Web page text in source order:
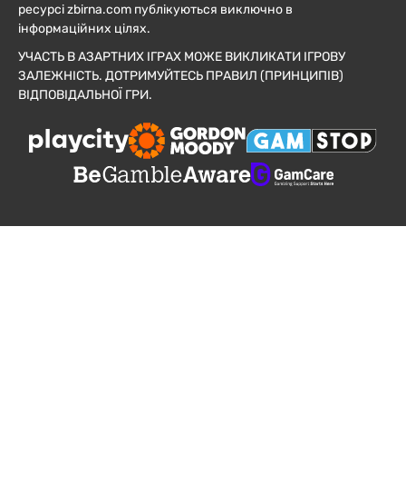
ресурсі zbirna.com публікуються виключно в
інформаційних цілях.
УЧАСТЬ В АЗАРТНИХ ІГРАХ МОЖЕ ВИКЛИКАТИ ІГРОВУ
ЗАЛЕЖНІСТЬ. ДОТРИМУЙТЕСЬ ПРАВИЛ (ПРИНЦИПІВ)
ВІДПОВІДАЛЬНОЇ ГРИ.